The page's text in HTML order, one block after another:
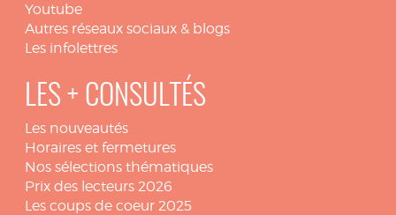
Youtube
Autres réseaux sociaux & blogs
Les infolettres
LES + CONSULTÉS
Les nouveautés
Horaires et fermetures
Nos sélections thématiques
Prix des lecteurs 2026
Les coups de coeur 2025